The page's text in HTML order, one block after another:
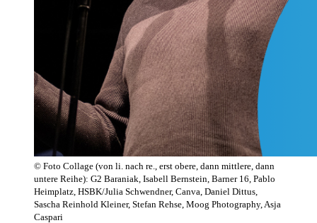
© Foto Collage (von li. nach re., erst obere, dann mittlere, dann
untere Reihe): G2 Baraniak, Isabell Bernstein, Barner 16, Pablo
Heimplatz, HSBK/Julia Schwendner, Canva, Daniel Dittus,
Sascha Reinhold Kleiner, Stefan Rehse, Moog Photography, Asja
Caspari